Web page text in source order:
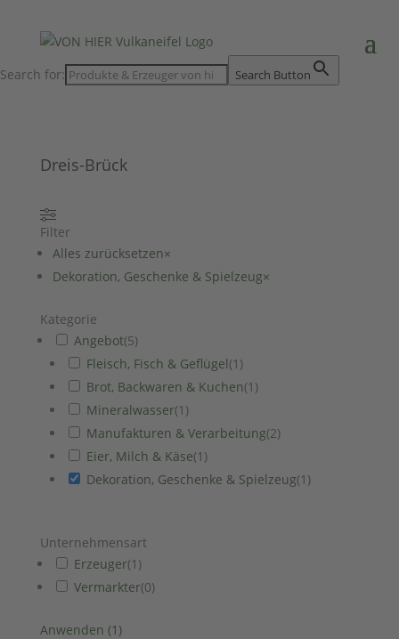
Search for: Search Button
Dreis-Brück
Filter
Alles zurücksetzen×
Dekoration, Geschenke & Spielzeug×
Kategorie
Angebot(5)
Fleisch, Fisch & Geflügel(1 )
Brot, Backwaren & Kuchen(1 )
Mineralwasser(1 )
Manufakturen & Verarbeitung(2)
Eier, Milch & Käse(1 )
Dekoration, Geschenke & Spielzeug(1 )
Unternehmensart
Erzeuger(1 )
Vermarkter(0)
Anwenden (1 )